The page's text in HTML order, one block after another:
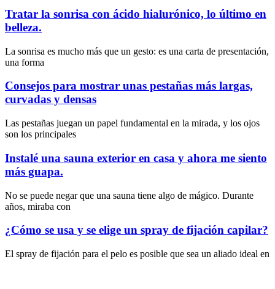
Tratar la sonrisa con ácido hialurónico, lo último en
belleza.
La sonrisa es mucho más que un gesto: es una carta de presentación,
una forma
Consejos para mostrar unas pestañas más largas,
curvadas y densas
Las pestañas juegan un papel fundamental en la mirada, y los ojos
son los principales
Instalé una sauna exterior en casa y ahora me siento
más guapa.
No se puede negar que una sauna tiene algo de mágico. Durante
años, miraba con
¿Cómo se usa y se elige un spray de fijación capilar?
El spray de fijación para el pelo es posible que sea un aliado ideal en